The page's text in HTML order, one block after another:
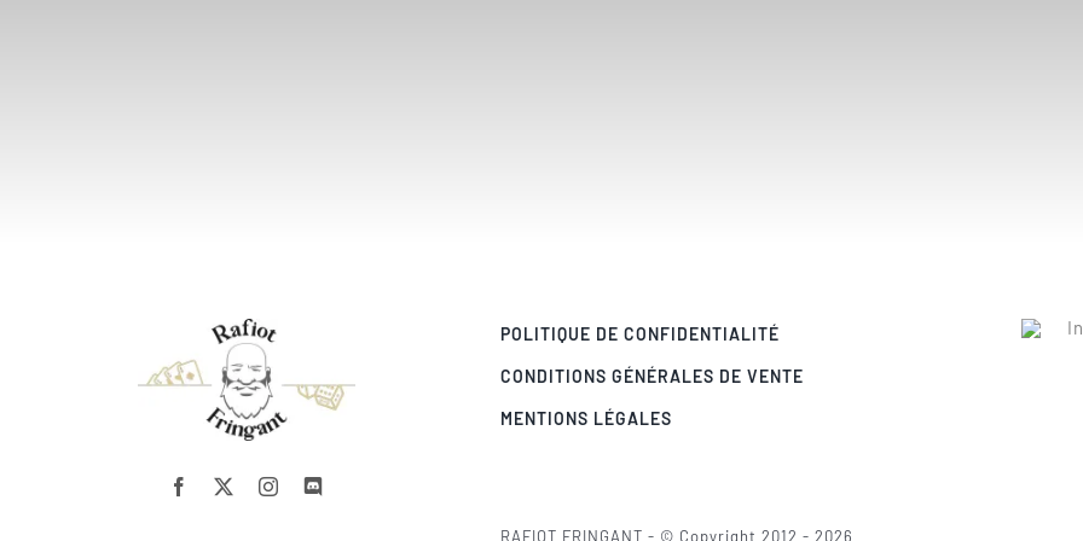
POLITIQUE DE CONFIDENTIALITÉ
CONDITIONS GÉNÉRALES DE VENTE
MENTIONS LÉGALES
RAFIOT FRINGANT - © Copyright 2012 - 2026